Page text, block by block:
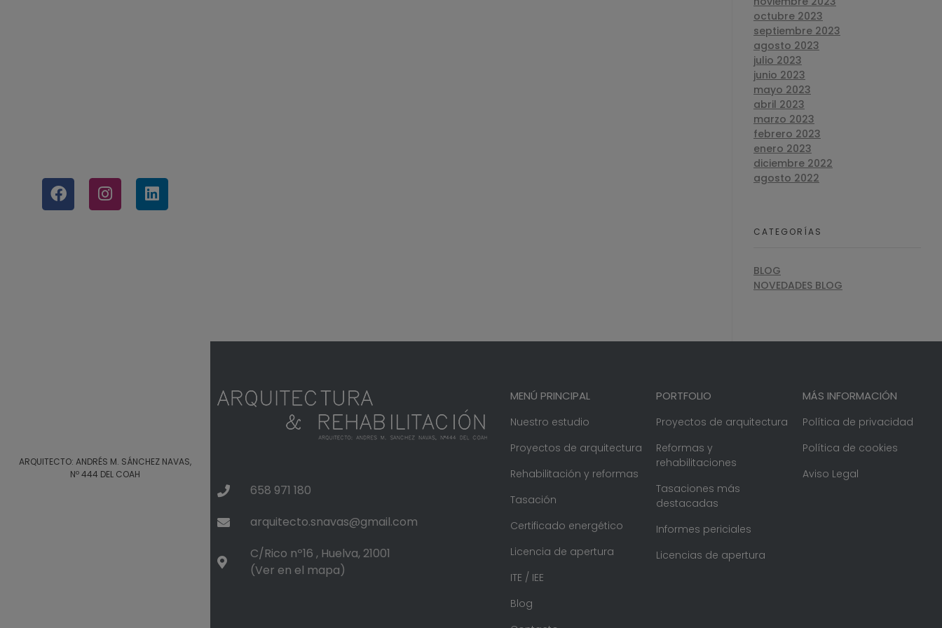
ARQUITECTO: ANDRÉS M. SÁNCHEZ NAVAS,
Nº 444 DEL COAH
octubre 2023
septiembre 2023
agosto 2023
julio 2023
junio 2023
mayo 2023
abril 2023
marzo 2023
febrero 2023
enero 2023
diciembre 2022
agosto 2022
CATEGORÍAS
BLOG
NOVEDADES BLOG
658 971 180
arquitecto.snavas@gmail.com
C/Rico nº16 , Huelva, 21001
(Ver en el mapa)
MENÚ PRINCIPAL
Nuestro estudio
Proyectos de arquitectura
Rehabilitación y reformas
Tasación
Certificado energético
Licencia de apertura
ITE / IEE
Blog
PORTFOLIO
Proyectos de arquitectura
Reformas y
rehabilitaciones
Tasaciones más
destacadas
Informes periciales
Licencias de apertura
MÁS INFORMACIÓN
Política de privacidad
Política de cookies
Aviso Legal